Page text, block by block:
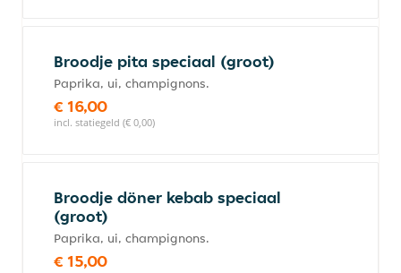
Broodje pita speciaal (groot)
Paprika, ui, champignons.
€ 16,00
incl. statiegeld (€ 0,00)
Broodje döner kebab speciaal
(groot)
Paprika, ui, champignons.
€ 15,00